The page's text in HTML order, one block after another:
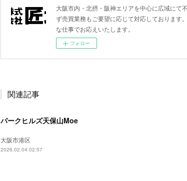
大阪市内・北摂・阪神エリアを中心に広域にて
ず売買業務もご要望に応じて対応しております
な仕事でお応えいたします。
フォロー
関連記事
パークヒルズ天保山Moe
大阪市港区
2026.02.04 02:57